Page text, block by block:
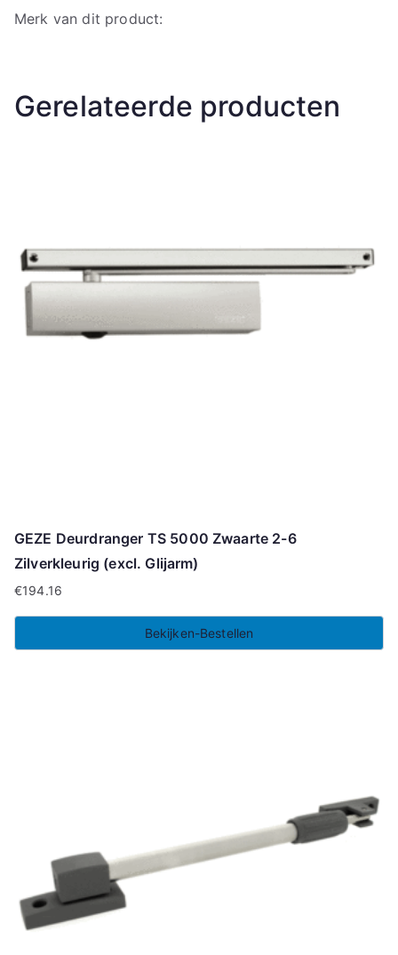
Merk van dit product:
Gerelateerde producten
GEZE Deurdranger TS 5000 Zwaarte 2-6
Zilverkleurig (excl. Glijarm)
€194.16
Bekijken-Bestellen